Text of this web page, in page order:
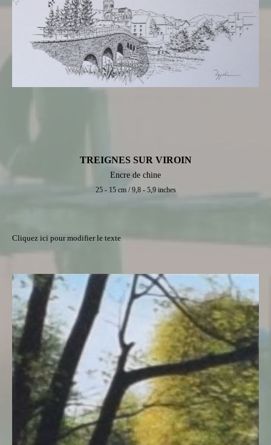
TREIGNES SUR VIROIN
Encre de chine
25 - 15 cm / 9,8 - 5,9 inches
Cliquez ici pour modifier le texte